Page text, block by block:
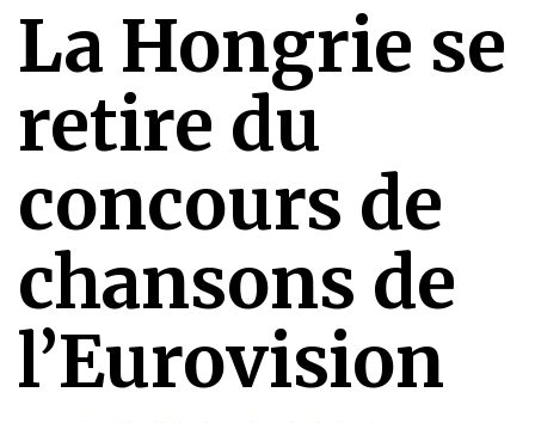
La Hongrie se
retire du
concours de
chansons de
l’Eurovision